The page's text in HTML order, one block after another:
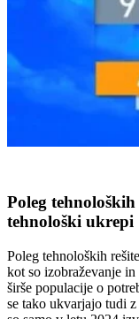
Poleg
tehnološki ukrepi
Poleg tehnoloških
kot so izobraževanje
širše populacije o
se tako ukvarjajo tudi